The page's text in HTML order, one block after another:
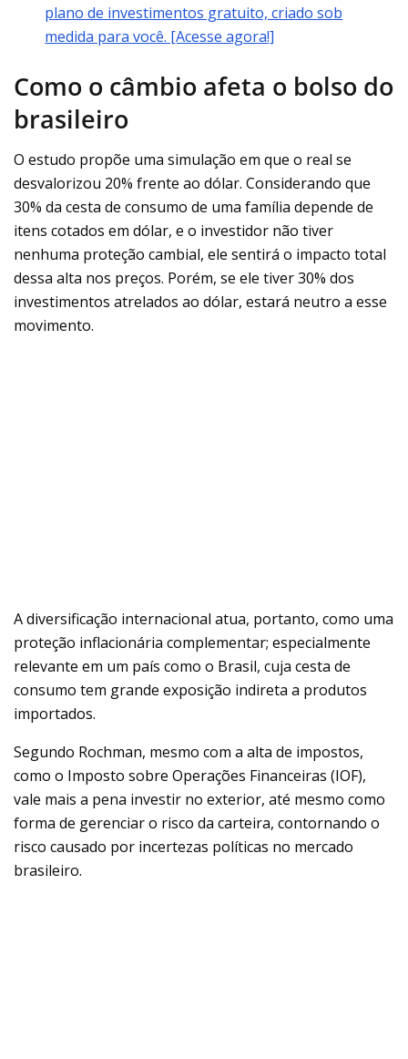
plano de investimentos gratuito, criado sob
medida para você. [Acesse agora!]
Como o câmbio afeta o bolso do
brasileiro
O estudo propõe uma simulação em que o real se
desvalorizou 20% frente ao dólar. Considerando que
30% da cesta de consumo de uma família depende de
itens cotados em dólar, e o investidor não tiver
nenhuma proteção cambial, ele sentirá o impacto total
dessa alta nos preços. Porém, se ele tiver 30% dos
investimentos atrelados ao dólar, estará neutro a esse
movimento.
A diversificação internacional atua, portanto, como uma
proteção inflacionária complementar; especialmente
relevante em um país como o Brasil, cuja cesta de
consumo tem grande exposição indireta a produtos
importados.
Segundo Rochman, mesmo com a alta de impostos,
como o Imposto sobre Operações Financeiras (IOF),
vale mais a pena investir no exterior, até mesmo como
forma de gerenciar o risco da carteira, contornando o
risco causado por incertezas políticas no mercado
brasileiro.